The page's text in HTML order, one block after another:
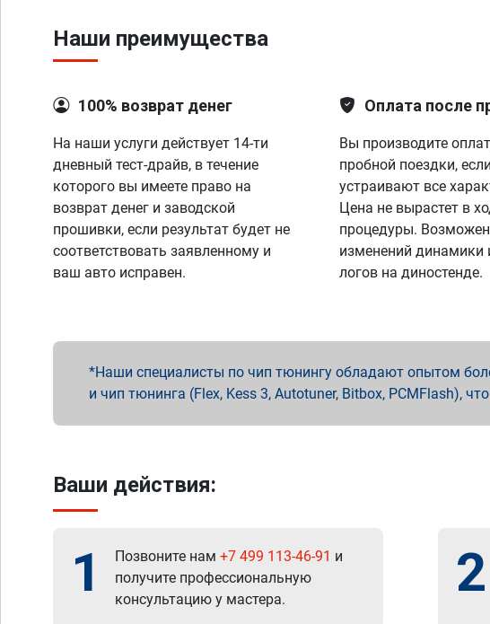
Наши преимущества
100% возврат денег
На наши услуги действует 14-ти
дневный тест-драйв, в течение
которого вы имеете право на
возврат денег и заводской
прошивки, если результат будет не
соответствовать заявленному и
ваш авто исправен.
Оплата после
Вы производите
пробной поездки,
устраивают все
Цена не вырастет в
процедуры.
изменений динамики
логов на диностенде.
Наши специалисты по чип тюнингу обладают опытом
и чип тюнинга (Flex, Kess 3, Autotuner, Bitbox, PCMFlash),
Ваши действия:
1 Позвоните нам +7 499 113-46-91 и
получите профессиональную
консультацию у мастера.
2